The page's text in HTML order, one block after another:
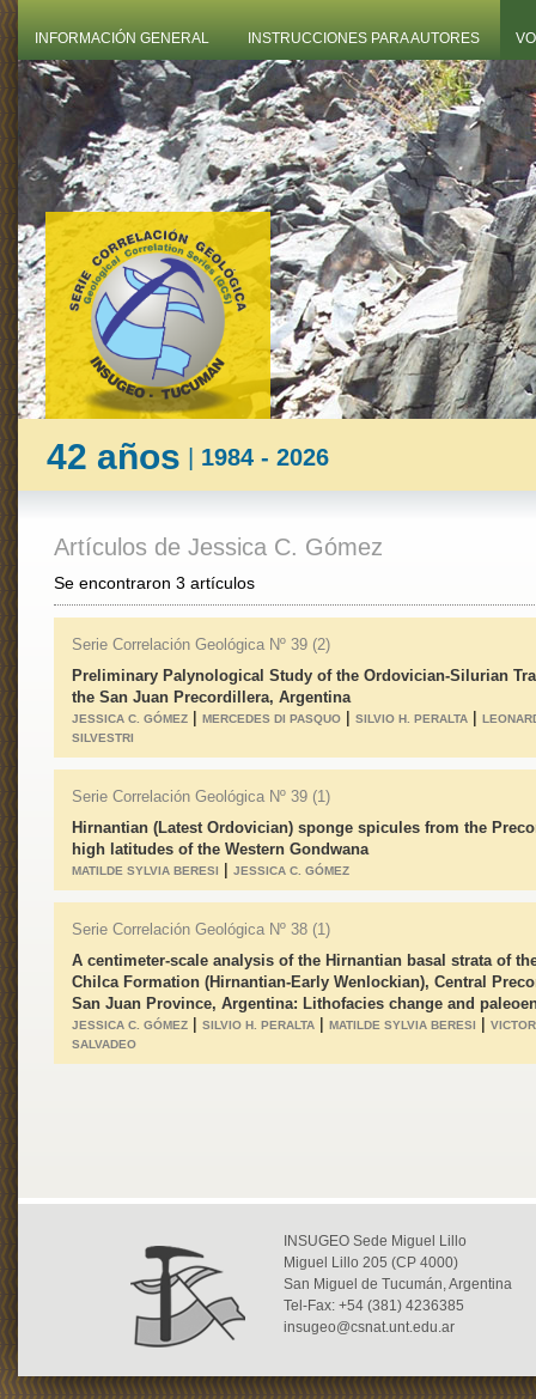
INFORMACIÓN GENERAL INSTRUCCIONES PARA AUTORES
42 años | 1984 - 2026
Artículos de Jessica C. Gómez
Se encontraron 3 artículos
Serie Correlación Geológica Nº 39 (2)
Preliminary Palynological Study of the Ordovician-Silurian
the San Juan Precordillera, Argentina
JESSICA C. GÓMEZ | MERCEDES DI PASQUO | SILVIO H. PERALTA |
SILVESTRI
Serie Correlación Geológica Nº 39 (1)
Hirnantian (Latest Ordovician) sponge spicules from the
high latitudes of the Western Gondwana
MATILDE SYLVIA BERESI | JESSICA C. GÓMEZ
Serie Correlación Geológica Nº 38 (1)
A centimeter-scale analysis of the Hirnantian basal strata of
Chilca Formation (Hirnantian-Early Wenlockian), Central
San Juan Province, Argentina: Lithofacies change and
JESSICA C. GÓMEZ | SILVIO H. PERALTA | MATILDE SYLVIA BERESI |
SALVADEO
INSUGEO Sede Miguel Lillo
Miguel Lillo 205 (CP 4000)
San Miguel de Tucumán, Argentina
Tel-Fax: +54 (381) 4236385
insugeo@csnat.unt.edu.ar